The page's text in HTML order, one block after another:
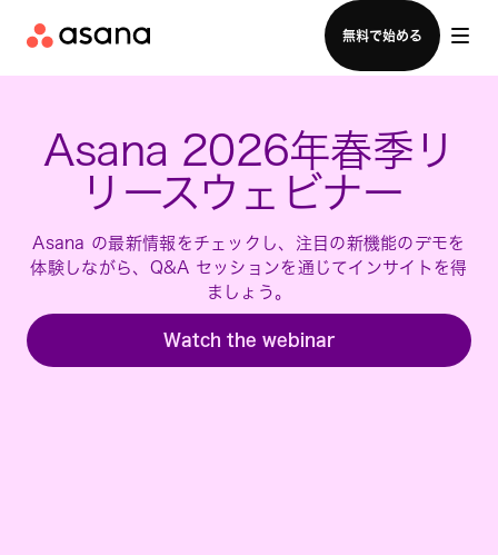
無料で始める
セールスチームに問い合わせる
Asana 2026年春季リ
リースウェビナー
Asana の最新情報をチェックし、注目の新機能のデモを
体験しながら、Q&A セッションを通じてインサイトを得
ましょう。
Watch the webinar